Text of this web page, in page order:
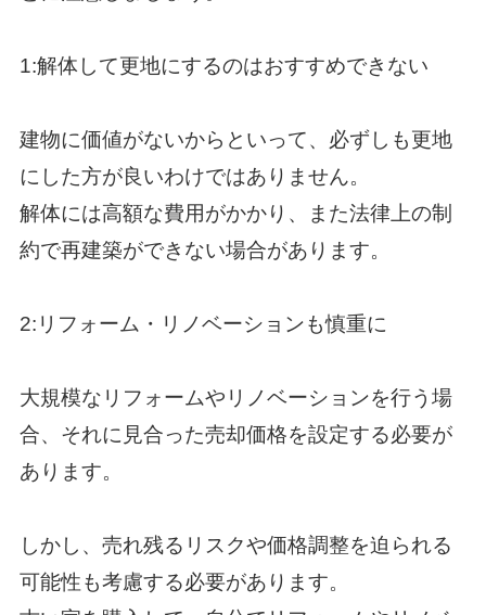
1:解体して更地にするのはおすすめできない
建物に価値がないからといって、必ずしも更地
にした方が良いわけではありません。
解体には高額な費用がかかり、また法律上の制
約で再建築ができない場合があります。
2:リフォーム・リノベーションも慎重に
大規模なリフォームやリノベーションを行う場
合、それに見合った売却価格を設定する必要が
あります。
しかし、売れ残るリスクや価格調整を迫られる
可能性も考慮する必要があります。